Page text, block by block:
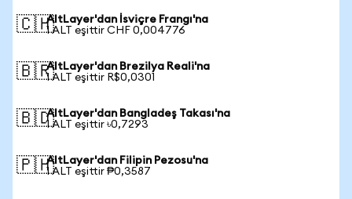
🇨🇭AltLayer'dan İsviçre Frangı'na
1 ALT eşittir CHF 0,004776
🇧🇷AltLayer'dan Brezilya Reali'na
1 ALT eşittir R$0,0301
🇧🇩AltLayer'dan Bangladeş Takası'na
1 ALT eşittir ৳0,7293
🇵🇭AltLayer'dan Filipin Pezosu'na
1 ALT eşittir ₱0,3587